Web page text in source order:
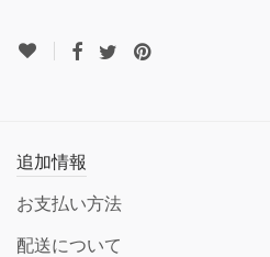
追加情報
お支払い方法
配送について